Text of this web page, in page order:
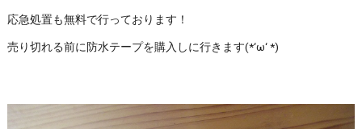
応急処置も無料で行っております！
売り切れる前に防水テープを購入しに行きます(*‘ω‘ *)